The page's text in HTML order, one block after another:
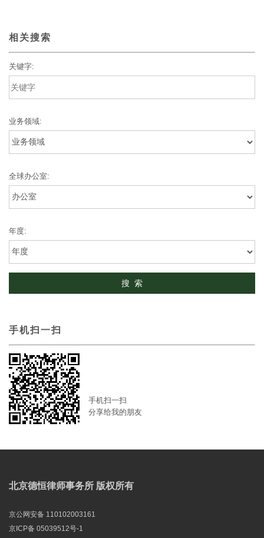
相关搜索
关键字:
业务领域:
全球办公室:
年度:
手机扫一扫
手机扫一扫
分享给我的朋友
北京德恒律师事务所 版权所有
京公网安备 110102003161
京ICP备 05039512号-1